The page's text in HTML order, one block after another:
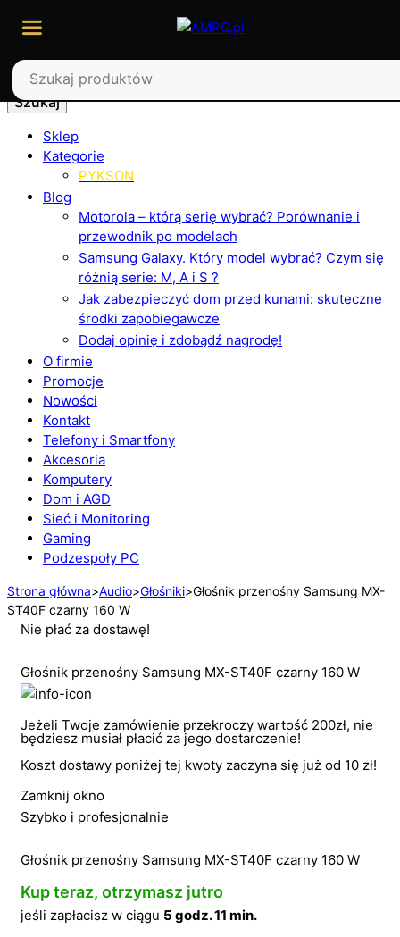
Szukaj
Sklep
Kategorie
PYKSON
Blog
Motorola – którą serię wybrać? Porównanie i
przewodnik po modelach
Samsung Galaxy. Który model wybrać? Czym się
różnią serie: M, A i S ?
Jak zabezpieczyć dom przed kunami: skuteczne
środki zapobiegawcze
Dodaj opinię i zdobądź nagrodę!
O firmie
Promocje
Nowości
Kontakt
Telefony i Smartfony
Akcesoria
Komputery
Dom i AGD
Sieć i Monitoring
Gaming
Podzespoły PC
Strona główna>Audio>Głośniki>Głośnik przenośny Samsung MX-
ST40F czarny 160 W
Nie płać za dostawę!
Głośnik przenośny Samsung MX-ST40F czarny 160 W
Jeżeli Twoje zamówienie przekroczy wartość 200zł, nie
będziesz musiał płacić za jego dostarczenie!
Koszt dostawy poniżej tej kwoty zaczyna się już od 10 zł!
Zamknij okno
Szybko i profesjonalnie
Głośnik przenośny Samsung MX-ST40F czarny 160 W
Kup teraz, otrzymasz jutro
jeśli zapłacisz w ciągu 5 godz. 11 min.